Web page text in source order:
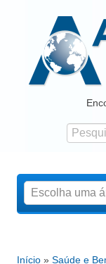
Atlas da
Formulário
Início » Saúde e